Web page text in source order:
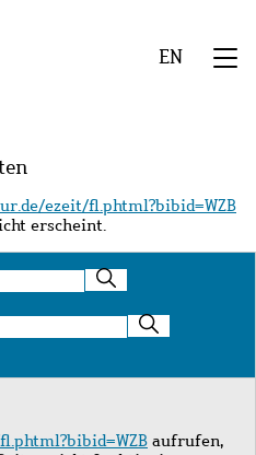
EN
ezeit/fl.phtml?bibid=WZB
erscheint.
aufrufen,